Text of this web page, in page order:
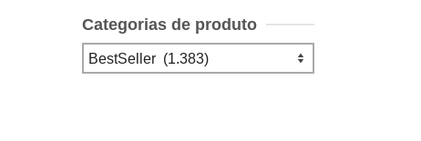
Categorias de produto